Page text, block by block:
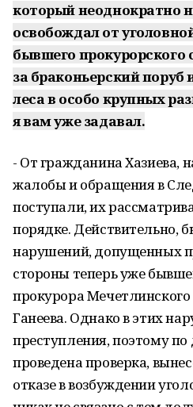
который неоднократно
освобождал от
бывшего прокурорского
за браконьерский поруб
леса в особо крупных
я вам уже задавал.
- От гражданина Хазиева,
жалобы и обращения в
поступали, их
порядке. Действительно,
нарушений, допущенных
стороны теперь уже
прокурора
Ганеева. Однако в этих
преступления, поэтому
проведена проверка,
отказе в возбуждении